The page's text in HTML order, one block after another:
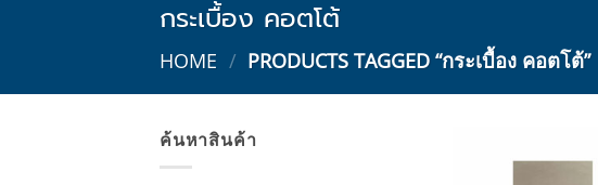
กระเบื้อง คอตโต้
HOME / PRODUCTS TAGGED “กระเบื้อง คอตโต้”
ค้นหาสินค้า